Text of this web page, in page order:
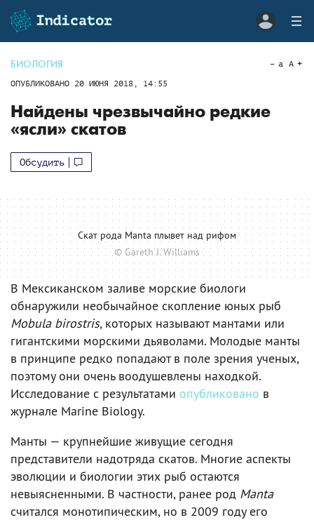
БИОЛОГИЯ
ОПУБЛИКОВАНО 20 ИЮНЯ 2018, 14:55
a A
Найдены чрезвычайно редкие
«ясли» скатов
Обсудить
Скат рода Manta плывет над рифом
© Gareth J. Williams
В Мексиканском заливе морские биологи
обнаружили необычайное скопление юных рыб
Mobula birostris, которых называют мантами или
гигантскими морскими дьяволами. Молодые манты
в принципе редко попадают в поле зрения ученых,
поэтому они очень воодушевлены находкой.
Исследование с результатами опубликовано в
журнале Marine Biology.
Манты — крупнейшие живущие сегодня
представители надотряда скатов. Многие аспекты
эволюции и биологии этих рыб остаются
невыясненными. В частности, ранее род Manta
считался монотипическим, но в 2009 году его